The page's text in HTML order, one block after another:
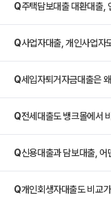
Q주택담보대출 대환대출,
Q사업자대출, 개인사업자
Q세입자퇴거자금대출은
Q전세대출도 뱅크몰에서
Q신용대출과 담보대출,
Q개인회생자대출도 비교